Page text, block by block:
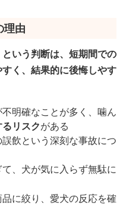
理由
という判断は、短期間での
く、結果的に後悔しやす
明確なことが多く、噛ん
リスクがある
飲という深刻な事故につ
て、犬が気に入らず無駄に
に絞り、愛犬の反応を確